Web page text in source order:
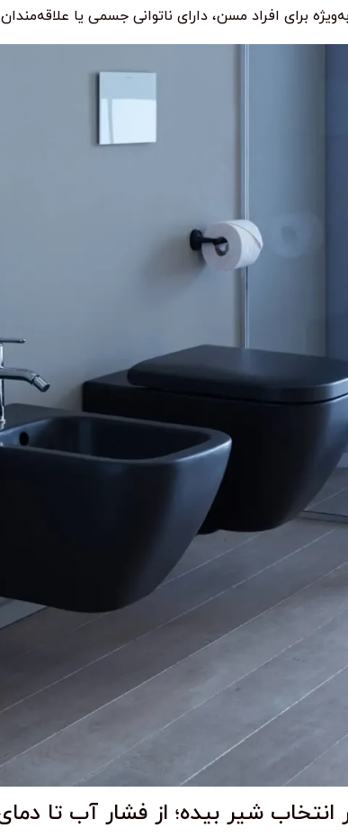
برای افراد مسن، دارای ناتوانی جسمی یا
انتخاب شیر بیده؛ از فشار آب تا